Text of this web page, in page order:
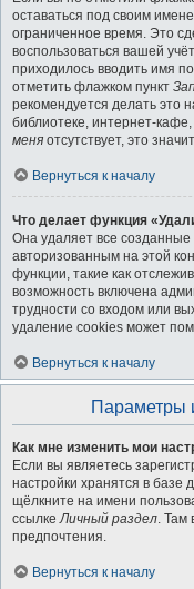
оставаться под своим
ограниченное время. Это
воспользоваться вашей
приходилось вводить имя
отметить флажком пункт
рекомендуется делать это
библиотеке, интернет-
меня отсутствует, это
Вернуться к началу
Что делает функция
Она удаляет все
авторизованным на этой
функции, такие как
возможность включена
трудности со входом или
удаление cookies может
Вернуться к началу
Параметры
Как мне изменить мои
Если вы являетесь
настройки хранятся в
щёлкните на имени
ссылкеЛичный раздел. Там
предпочтения.
Вернуться к началу